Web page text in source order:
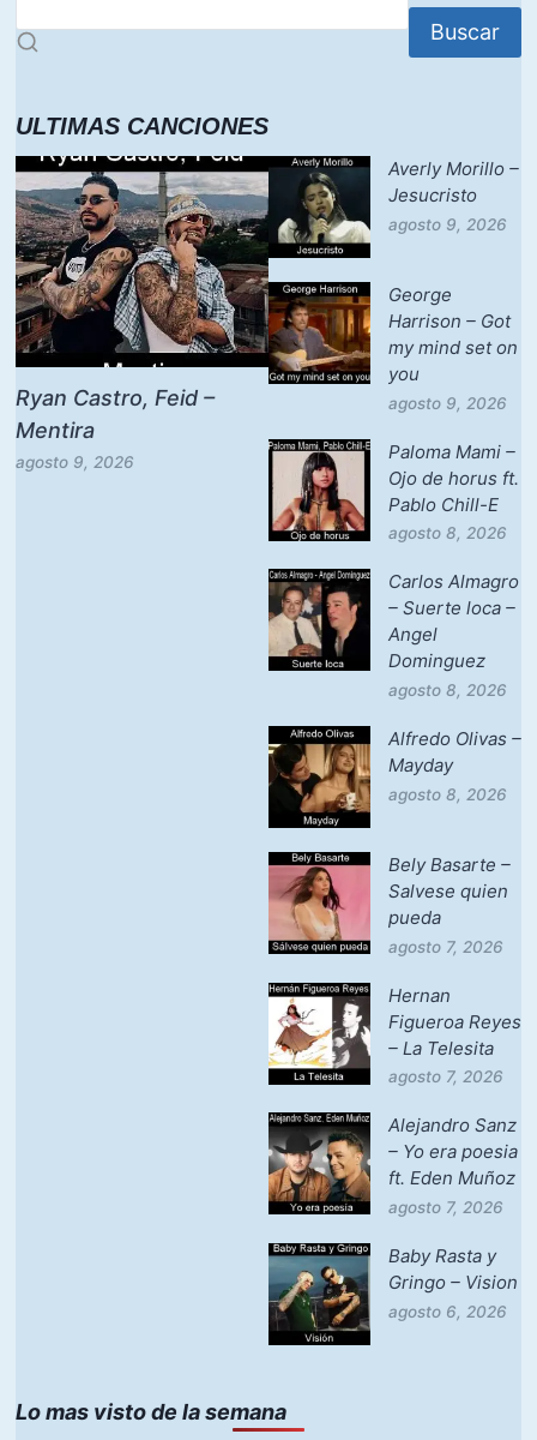
Buscar
ULTIMAS CANCIONES
Ryan Castro, Feid –
Mentira
agosto 9, 2026
Averly Morillo –
Jesucristo
agosto 9, 2026
George
Harrison – Got
my mind set on
you
agosto 9, 2026
Paloma Mami –
Ojo de horus ft.
Pablo Chill-E
agosto 8, 2026
Carlos Almagro
– Suerte loca –
Angel
Dominguez
agosto 8, 2026
Alfredo Olivas –
Mayday
agosto 8, 2026
Bely Basarte –
Salvese quien
pueda
agosto 7, 2026
Hernan
Figueroa Reyes
– La Telesita
agosto 7, 2026
Alejandro Sanz
– Yo era poesia
ft. Eden Muñoz
agosto 7, 2026
Baby Rasta y
Gringo – Vision
agosto 6, 2026
Lo mas visto de la semana